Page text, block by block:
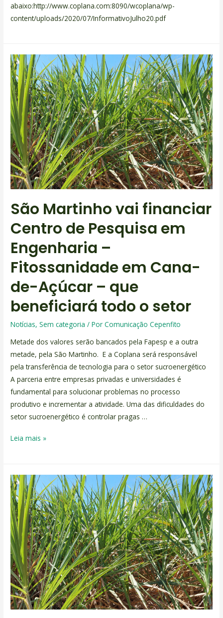
abaixo:http://www.coplana.com:8090/wcoplana/wp-
content/uploads/2020/07/InformativoJulho20.pdf
São Martinho vai financiar
Centro de Pesquisa em
Engenharia –
Fitossanidade em Cana-
de-Açúcar – que
beneficiará todo o setor
Notícias,Sem categoria / PorComunicação Cepenfito
Metade dos valores serão bancados pela Fapesp e a outra
metade, pela São Martinho. E a Coplana será responsável
pela transferência de tecnologia para o setor sucroenergético
A parceria entre empresas privadas e universidades é
fundamental para solucionar problemas no processo
produtivo e incrementar a atividade. Uma das dificuldades do
setor sucroenergético é controlar pragas …
Leia mais »